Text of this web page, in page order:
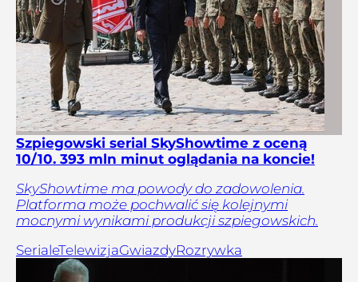
Szpiegowski serial SkyShowtime z oceną
10/10. 393 mln minut oglądania na koncie!
SkyShowtime ma powody do zadowolenia.
Platforma może pochwalić się kolejnymi
mocnymi wynikami produkcji szpiegowskich.
SerialeTelewizjaGwiazdyRozrywka